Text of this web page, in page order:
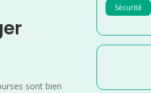
sont bien
Sécurité